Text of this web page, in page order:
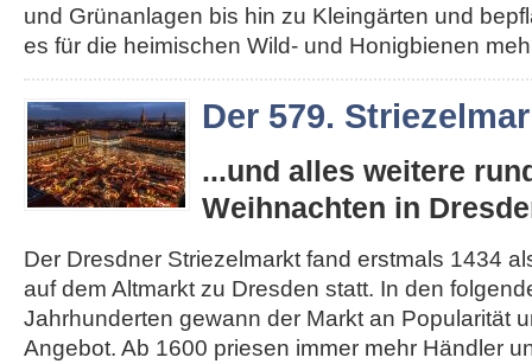
und Grünanlagen bis hin zu Kleingärten und
es für die heimischen Wild- und Honigbienen
Der 579.
...und alles weitere
Weihnachten in
Der Dresdner Striezelmarkt fand erstmals 1434
auf dem Altmarkt zu Dresden statt. In den
Jahrhunderten gewann der Markt an Popularität
Angebot. Ab 1600 priesen immer mehr Händler